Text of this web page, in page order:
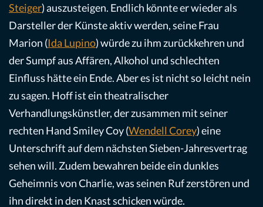
Steiger) auszusteigen. Endlich könnte er wieder als
Darsteller der Künste aktiv werden, seine Frau
Marion (Ida Lupino) würde zu ihm zurückkehren und
der Sumpf aus Affären, Alkohol und schlechten
Einfluss hätte ein Ende. Aber es ist nicht so leicht nein
zu sagen. Hoff ist ein theatralischer
Verhandlungskünstler, der zusammen mit seiner
rechten Hand Smiley Coy (Wendell Corey) eine
Unterschrift auf dem nächsten Sieben-Jahresvertrag
sehen will. Zudem bewahren beide ein dunkles
Geheimnis von Charlie, was seinen Ruf zerstören und
ihn direkt in den Knast schicken würde.